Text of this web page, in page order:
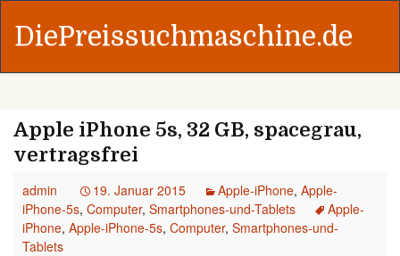
DiePreissuchmaschine.de
Apple iPhone 5s, 32 GB, spacegrau,
vertragsfrei
admin 19. Januar 2015 Apple-iPhone, Apple-
iPhone-5s, Computer, Smartphones-und-Tablets
Apple-
iPhone, Apple-iPhone-5s, Computer, Smartphones-und-
Tablets